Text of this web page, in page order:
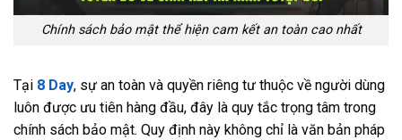
Chính sách bảo mật thể hiện cam kết an toàn cao nhất
Tại 8 Day, sự an toàn và quyền riêng tư thuộc về người dùng
luôn được ưu tiên hàng đầu, đây là quy tắc trọng tâm trong
chính sách bảo mật. Quy định này không chỉ là văn bản pháp